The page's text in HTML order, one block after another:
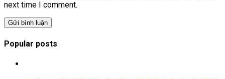
next time I comment.
Popular posts